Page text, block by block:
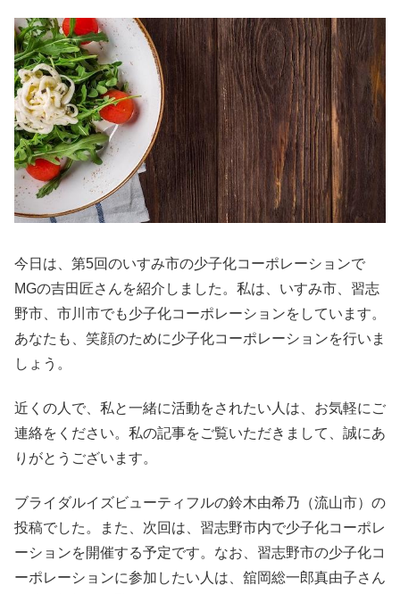
今日は、第5回のいすみ市の少子化コーポレーションで
MGの吉田匠さんを紹介しました。私は、いすみ市、習志
野市、市川市でも少子化コーポレーションをしています。
あなたも、笑顔のために少子化コーポレーションを行いま
しょう。
近くの人で、私と一緒に活動をされたい人は、お気軽にご
連絡をください。私の記事をご覧いただきまして、誠にあ
りがとうございます。
ブライダルイズビューティフルの鈴木由希乃（流山市）の
投稿でした。また、次回は、習志野市内で少子化コーポレ
ーションを開催する予定です。なお、習志野市の少子化コ
ーポレーションに参加したい人は、舘岡総一郎真由子さん